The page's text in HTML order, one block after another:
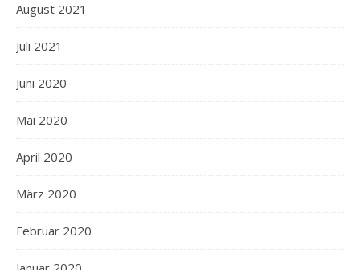
August 2021
Juli 2021
Juni 2020
Mai 2020
April 2020
März 2020
Februar 2020